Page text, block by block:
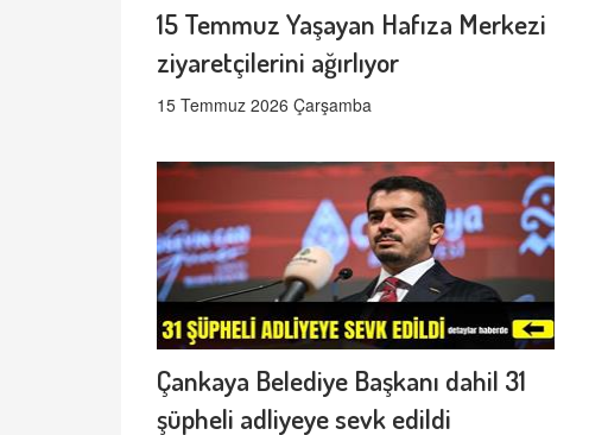
15 Temmuz Yaşayan Hafıza Merkezi
ziyaretçilerini ağırlıyor
15 Temmuz 2026 Çarşamba
Çankaya Belediye Başkanı dahil 31
şüpheli adliyeye sevk edildi